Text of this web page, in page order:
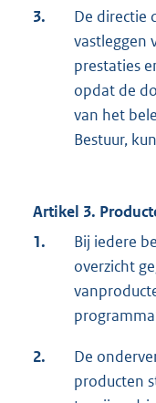
3.
De directie
vastleggen
prestaties
opdat de
van het
Bestuur,
Artikel 3.
1.
Bij iedere
overzicht
2.
De
producten